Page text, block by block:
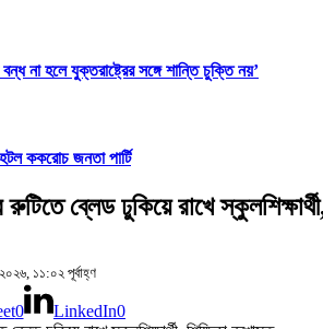
না হলে যুক্তরাষ্ট্রের সঙ্গে শান্তি চুক্তি নয়’
ককরোচ জনতা পার্টি
ব্লেড ঢুকিয়ে রাখে
১১:০২ পূর্বাহ্ণ
0 LinkedIn0